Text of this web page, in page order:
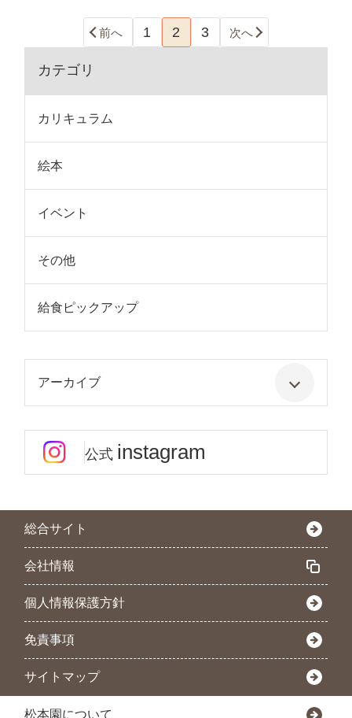
前へ 1 2 3 次へ
カテゴリ
カリキュラム
絵本
イベント
その他
給食ピックアップ
アーカイブ
公式 instagram
総合サイト
会社情報
個人情報保護方針
免責事項
サイトマップ
松本園について